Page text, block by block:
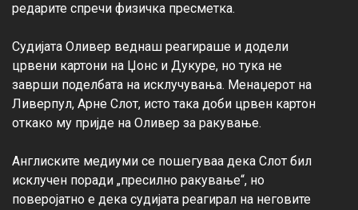
редарите спречи физичка пресметка.
Судијата Оливер веднаш реагираше и додели
црвени картони на Џонс и Дукуре, но тука не
заврши поделбата на исклучувања. Менаџерот на
Ливерпул, Арне Слот, исто така доби црвен картон
откако му пријде на Оливер за ракување.
Англиските медиуми се пошегуваа дека Слот бил
исклучен поради „пресилно ракување“, но
поверојатно е дека судијата реагирал на неговите